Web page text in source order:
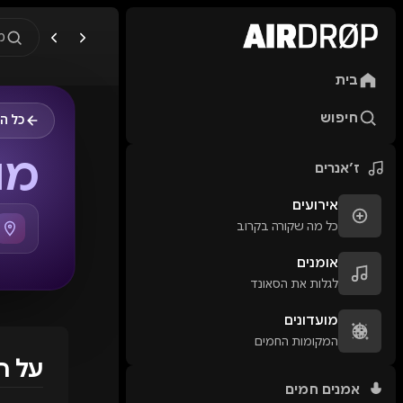
בית
חיפוש
ז׳אנרים
אירועים
כל מה שקורה בקרוב
אומנים
לגלות את הסאונד
מועדונים
המקומות החמים
אמנים חמים
כל
על
מה מחפשים?
פסטיבלים 🎶
טיפ: אפשר להקליד שם אומן,